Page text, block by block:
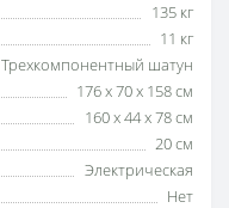
135 кг
11 кг
Трехкомпонентный шатун
176 х 70 х 158 см
160 х 44 х 78 см
20 см
Электрическая
Нет